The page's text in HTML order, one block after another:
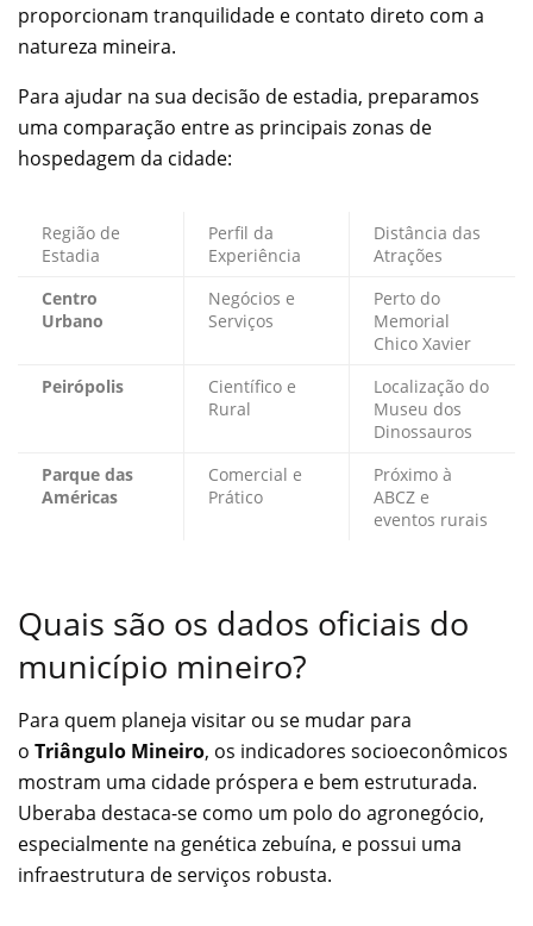
proporcionam tranquilidade e contato direto com a
natureza mineira.
Para ajudar na sua decisão de estadia, preparamos
uma comparação entre as principais zonas de
hospedagem da cidade:
Região de
Estadia
Perfil da
Experiência
Distância das
Atrações
Centro
Urbano
Negócios e
Serviços
Perto do
Memorial
Chico Xavier
Peirópolis
Científico e
Rural
Localização do
Museu dos
Dinossauros
Parque das
Américas
Comercial e
Prático
Próximo à
ABCZ e
eventos rurais
Quais são os dados oficiais do
município mineiro?
Para quem planeja visitar ou se mudar para
o Triângulo Mineiro, os indicadores socioeconômicos
mostram uma cidade próspera e bem estruturada.
Uberaba destaca-se como um polo do agronegócio,
especialmente na genética zebuína, e possui uma
infraestrutura de serviços robusta.